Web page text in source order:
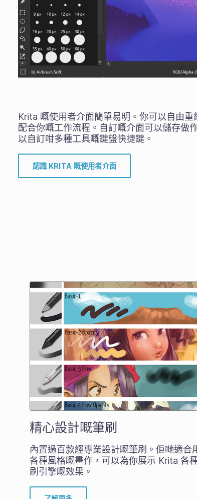
Krita 嘅使用者介面簡單易明。你可以自由
配合你嘅工作流程。自訂嘅介面可以儲存做
以自訂咁多種工具嘅鍵盤快捷鍵。
認識 KRITA 嘅使用者介面
精心設計嘅筆刷
內置過百款經專業設計嘅筆刷。佢哋適合
各種風格嘅畫作，可以為你展示 Krita 各
刷引擎嘅效果。